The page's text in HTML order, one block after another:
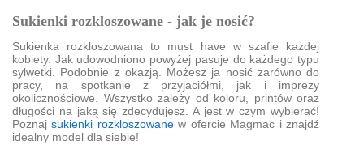
Sukienki rozkloszowane - jak je nosić?
Sukienka rozkloszowana to must have w szafie każdej
kobiety. Jak udowodniono powyżej pasuje do każdego typu
sylwetki. Podobnie z okazją. Możesz ja nosić zarówno do
pracy, na spotkanie z przyjaciółmi, jak i imprezy
okolicznościowe. Wszystko zależy od koloru, printów oraz
długości na jaką się zdecydujesz. A jest w czym wybierać!
Poznajsukienki rozkloszowanew ofercie Magmac i znajdź
idealny model dla siebie!